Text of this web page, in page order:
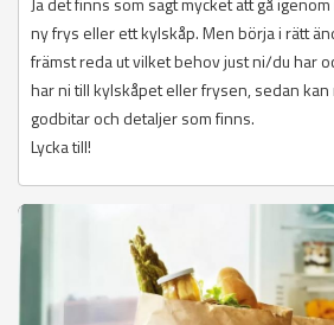
ny frys eller ett kylskåp. Men börja i rätt
främst reda ut vilket behov just ni/du har
har ni till kylskåpet eller frysen, sedan
godbitar och detaljer som finns.
Lycka till!